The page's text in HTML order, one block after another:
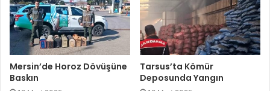
Mersin’de Horoz Dövüşüne
Baskın
Tarsus’ta Kömür
Deposunda Yangın